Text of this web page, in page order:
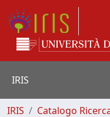
IRIS
IRIS Catalogo